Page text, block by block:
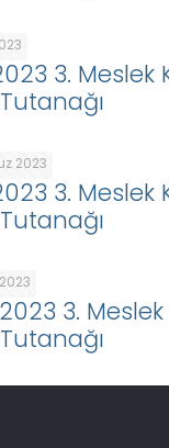
3.
2023
3.
3.